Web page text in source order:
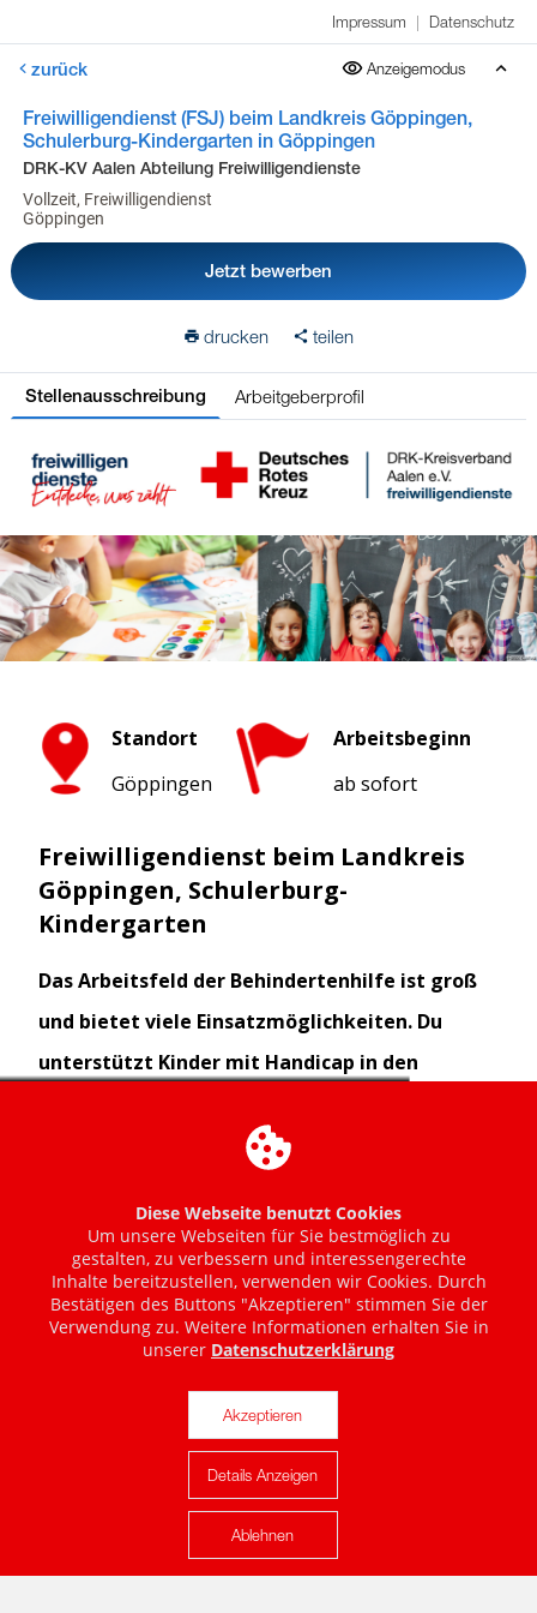
Impressum | Datenschutz
zurück Anzeigemodus
Freiwilligendienst (FSJ) beim Landkreis Göppingen,
Schulerburg-Kindergarten in Göppingen
DRK-KV Aalen Abteilung Freiwilligendienste
Vollzeit, Freiwilligendienst
Göppingen
Jetzt bewerben
drucken teilen
Stellenausschreibung Arbeitgeberprofil
Karte anzeigen
Diese Webseite benutzt Cookies
Um unsere Webseiten für Sie bestmöglich zu
gestalten, zu verbessern und interessengerechte
Inhalte bereitzustellen, verwenden wir Cookies. Durch
Bestätigen des Buttons "Akzeptieren" stimmen Sie der
Verwendung zu. Weitere Informationen erhalten Sie in
unserer Datenschutzerklärung
Akzeptieren
Details Anzeigen
Ablehnen